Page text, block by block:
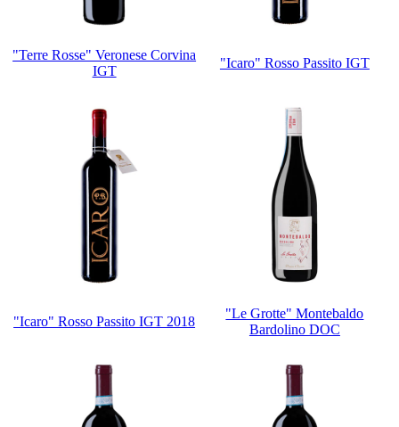
"Terre Rosse" Veronese Corvina
IGT
"Icaro" Rosso Passito IGT
"Icaro" Rosso Passito IGT 2018
"Le Grotte" Montebaldo
Bardolino DOC